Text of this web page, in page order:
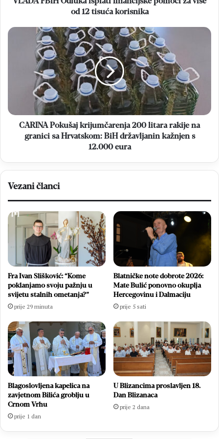
od 12 tisuća korisnika
CARINA
krijumčarenja
sa
Hrvatskom:
s
eura
CARINA Pokušaj krijumčarenja 200 litara rakije na
granici sa Hrvatskom: BiH državljanin kažnjen s
12.000 eura
Vezani članci
Fra Ivan Slišković: “Kome
poklanjamo svoju pažnju u
svijetu stalnih ometanja?”
prije 29 minuta
Blatničke note dobrote 2026:
Mate Bulić ponovno okuplja
Hercegovinu i Dalmaciju
prije 5 sati
Blagoslovljena kapelica na
zavjetnom Bilića groblju u
Crnom Vrhu
prije 1 dan
U Blizancima proslavljen 18.
Dan Blizanaca
prije 2 dana